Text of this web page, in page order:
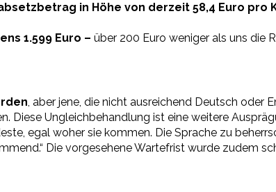
in Höhe von derzeit 58,4 Euro pro
1.599 Euro – über 200 Euro weniger als uns die
, aber jene, die nicht ausreichend Deutsch oder
Diese Ungleichbehandlung ist eine weitere
egal woher sie kommen. Die Sprache zu
Die vorgesehene Wartefrist wurde zudem